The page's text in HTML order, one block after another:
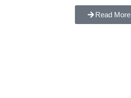
Read More